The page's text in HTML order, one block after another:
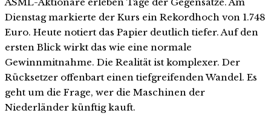
Dienstag markierte der Kurs ein Rekordhoch von 1.748
Euro. Heute notiert das Papier deutlich tiefer. Auf den
ersten Blick wirkt das wie eine normale
Gewinnmitnahme. Die Realität ist komplexer. Der
Rücksetzer offenbart einen tiefgreifenden Wandel. Es
geht um die Frage, wer die Maschinen der
Niederländer künftig kauft.